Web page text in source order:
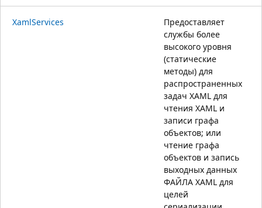
XamlServices
Предоставляет
службы более
высокого уровня
(статические
методы) для
распространенных
задач XAML для
чтения XAML и
записи графа
объектов; или
чтение графа
объектов и запись
выходных данных
ФАЙЛА XAML для
целей